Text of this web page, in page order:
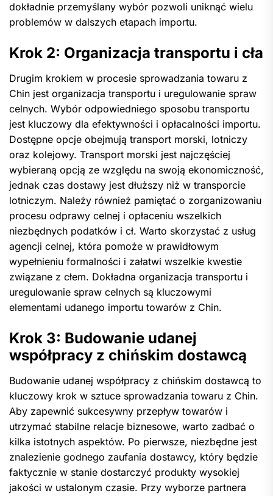
dokładnie przemyślany wybór pozwoli uniknąć wielu
problemów w dalszych etapach importu.
Krok 2: Organizacja transportu i cła
Drugim krokiem w procesie sprowadzania towaru z
Chin jest organizacja transportu i uregulowanie spraw
celnych. Wybór odpowiedniego sposobu transportu
jest kluczowy dla efektywności i opłacalności importu.
Dostępne opcje obejmują transport morski, lotniczy
oraz kolejowy. Transport morski jest najczęściej
wybieraną opcją ze względu na swoją ekonomiczność,
jednak czas dostawy jest dłuższy niż w transporcie
lotniczym. Należy również pamiętać o zorganizowaniu
procesu odprawy celnej i opłaceniu wszelkich
niezbędnych podatków i cł. Warto skorzystać z usług
agencji celnej, która pomoże w prawidłowym
wypełnieniu formalności i załatwi wszelkie kwestie
związane z cłem. Dokładna organizacja transportu i
uregulowanie spraw celnych są kluczowymi
elementami udanego importu towarów z Chin.
Krok 3: Budowanie udanej
współpracy z chińskim dostawcą
Budowanie udanej współpracy z chińskim dostawcą to
kluczowy krok w sztuce sprowadzania towaru z Chin.
Aby zapewnić sukcesywny przepływ towarów i
utrzymać stabilne relacje biznesowe, warto zadbać o
kilka istotnych aspektów. Po pierwsze, niezbędne jest
znalezienie godnego zaufania dostawcy, który będzie
faktycznie w stanie dostarczyć produkty wysokiej
jakości w ustalonym czasie. Przy wyborze partnera